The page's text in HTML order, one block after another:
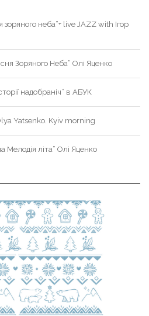
зоряного неба”+ live JAZZ with Ігор
Зоряного Неба” Олі Яценко
надобраніч” в АБУК
Yatsenko. Kyiv morning
Мелодія літа” Олі Яценко